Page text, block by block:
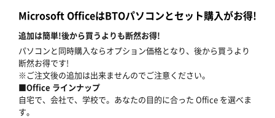
Microsoft OfficeはBTOパソコンとセット購入がお得!
追加は簡単!後から買うよりも断然お得!
パソコンと同時購入ならオプション価格となり、後から買うより
断然お得です!
※ご注文後の追加は出来ませんのでご注意ください。
■Office ラインナップ
自宅で、会社で、学校で。あなたの目的に合った Office を選べま
す。